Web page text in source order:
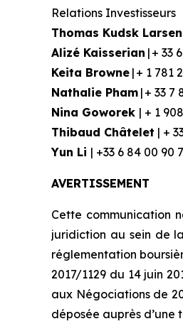
Relations Investisseurs
Thomas Kudsk Larsen
Alizé Kaisserian | + 33
Keita Browne | + 1 781
Nathalie Pham | + 33 7
Nina Goworek | + 1
Thibaud Châtelet | +
Yun Li | +33 6 84 00 90
AVERTISSEMENT
Cette communication
juridiction au sein de
réglementation
2017/1129 du 14 juin
aux Négociations de
déposée auprès d’une